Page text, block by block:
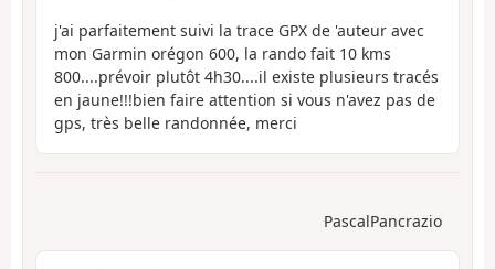
j'ai parfaitement suivi la trace GPX de 'auteur avec
mon Garmin orégon 600, la rando fait 10 kms
800....prévoir plutôt 4h30....il existe plusieurs tracés
en jaune!!!bien faire attention si vous n'avez pas de
gps, très belle randonnée, merci
PascalPancrazio